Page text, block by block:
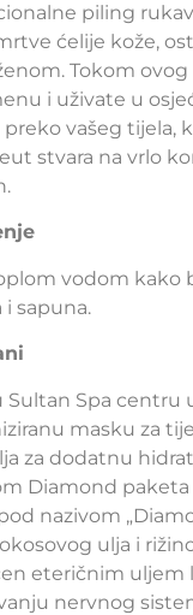
piling
ćelije kože,
Tokom ovog
i uživate u
vašeg tijela,
stvara na vrlo
vodom kako
sapuna.
Sultan Spa centru
masku za
za dodatnu
Diamond
nazivom
ulja i
eteričnim uljem
nervnog